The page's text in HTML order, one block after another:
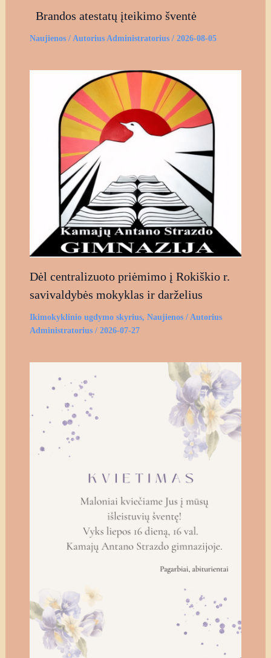
Brandos atestatų įteikimo šventė
Naujienos/ Autorius Administratorius / 2026-08-05
Dėl centralizuoto priėmimo į Rokiškio r.
savivaldybės mokyklas ir darželius
Ikimokyklinio ugdymo skyrius, Naujienos/ Autorius
Administratorius / 2026-07-27